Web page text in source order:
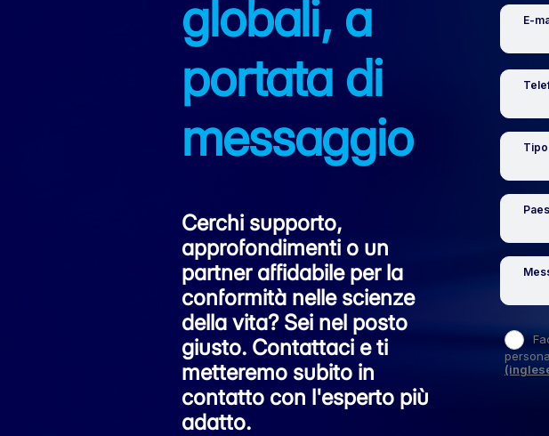
globali, a
portata di
messaggio
Cerchi supporto,
approfondimenti o un
partner affidabile per la
conformità nelle scienze
della vita? Sei nel posto
giusto. Contattaci e ti
metteremo subito in
contatto con l'esperto più
adatto.